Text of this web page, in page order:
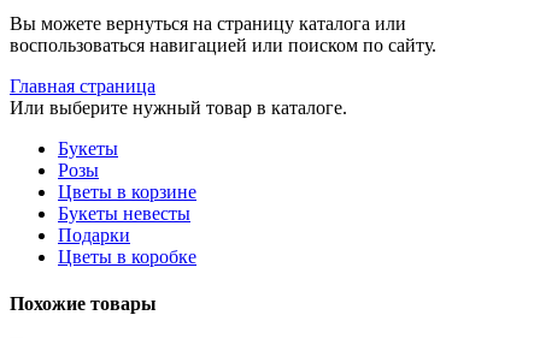
Вы можете вернуться на страницу каталога или
воспользоваться навигацией или поиском по сайту.
Главная страница
Или выберите нужный товар в каталоге.
Букеты
Розы
Цветы в корзине
Букеты невесты
Подарки
Цветы в коробке
Похожие товары